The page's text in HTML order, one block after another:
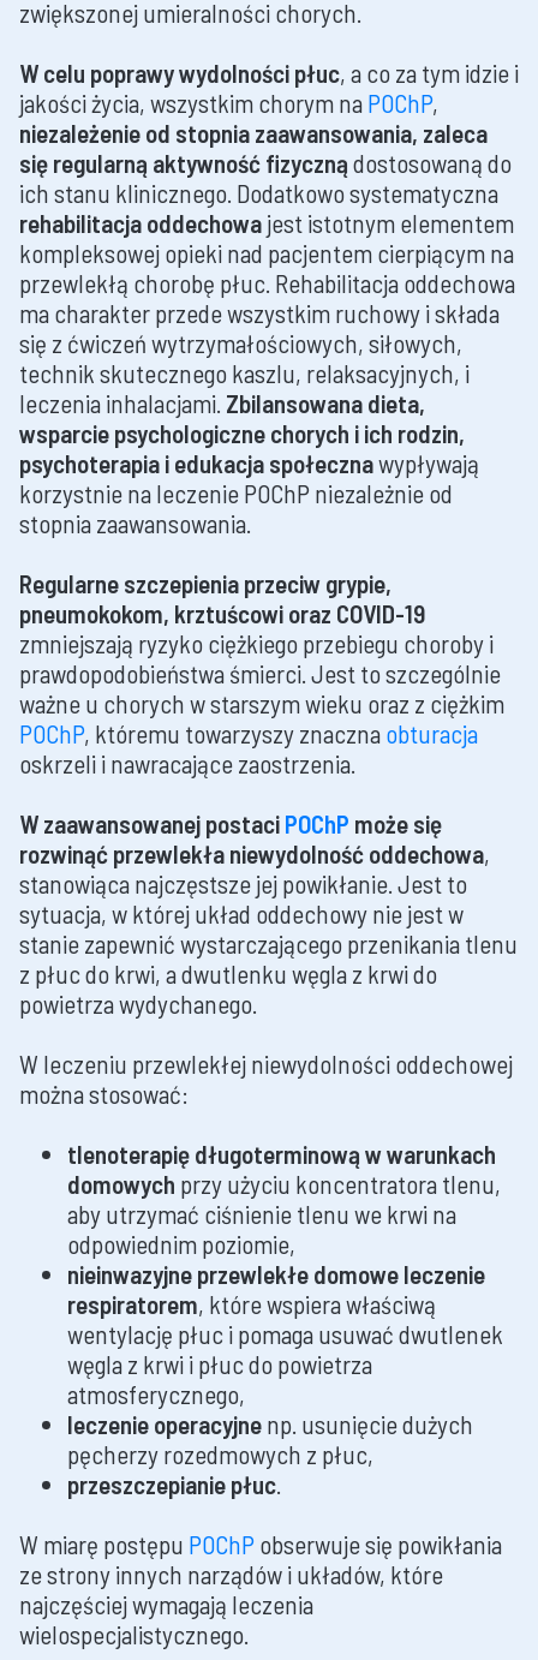
zwiększonej umieralności chorych.
W celu poprawy wydolności płuc, a co za tym idzie i
jakości życia, wszystkim chorym na POChP,
niezależenie od stopnia zaawansowania, zaleca
się regularną aktywność fizyczną dostosowaną do
ich stanu klinicznego. Dodatkowo systematyczna
rehabilitacja oddechowa jest istotnym elementem
kompleksowej opieki nad pacjentem cierpiącym na
przewlekłą chorobę płuc. Rehabilitacja oddechowa
ma charakter przede wszystkim ruchowy i składa
się z ćwiczeń wytrzymałościowych, siłowych,
technik skutecznego kaszlu, relaksacyjnych, i
leczenia inhalacjami. Zbilansowana dieta,
wsparcie psychologiczne chorych i ich rodzin,
psychoterapia i edukacja społecznawypływają
korzystnie na leczenie POChP niezależnie od
stopnia zaawansowania.
Regularne szczepienia przeciw grypie,
pneumokokom, krztuścowi oraz COVID-19
zmniejszają ryzyko ciężkiego przebiegu choroby i
prawdopodobieństwa śmierci. Jest to szczególnie
ważne u chorych w starszym wieku oraz z ciężkim
POChP, któremu towarzyszy znaczna obturacja
oskrzeli i nawracające zaostrzenia.
W zaawansowanej postaci POChP może się
rozwinąć przewlekła niewydolność oddechowa,
stanowiąca najczęstsze jej powikłanie. Jest to
sytuacja, w której układ oddechowy nie jest w
stanie zapewnić wystarczającego przenikania tlenu
z płuc do krwi, a dwutlenku węgla z krwi do
powietrza wydychanego.
W leczeniu przewlekłej niewydolności oddechowej
można stosować:
tlenoterapię długoterminową w warunkach
domowych przy użyciu koncentratora tlenu,
aby utrzymać ciśnienie tlenu we krwi na
odpowiednim poziomie,
nieinwazyjne przewlekłe domowe leczenie
respiratorem, które wspiera właściwą
wentylację płuc i pomaga usuwać dwutlenek
węgla z krwi i płuc do powietrza
atmosferycznego,
leczenie operacyjne np. usunięcie dużych
pęcherzy rozedmowych z płuc,
przeszczepianie płuc.
W miarę postępu POChP obserwuje się powikłania
ze strony innych narządów i układów, które
najczęściej wymagają leczenia
wielospecjalistycznego.